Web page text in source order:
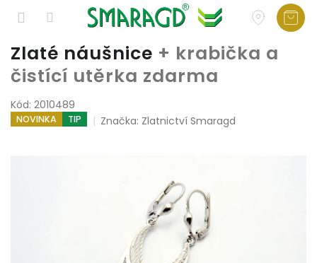
Přejít
na
obsah
Zlaté náušnice + krabička a
čistící utěrka zdarma
Kód: 2010489
NOVINKA TIP Značka: Zlatnictví Smaragd